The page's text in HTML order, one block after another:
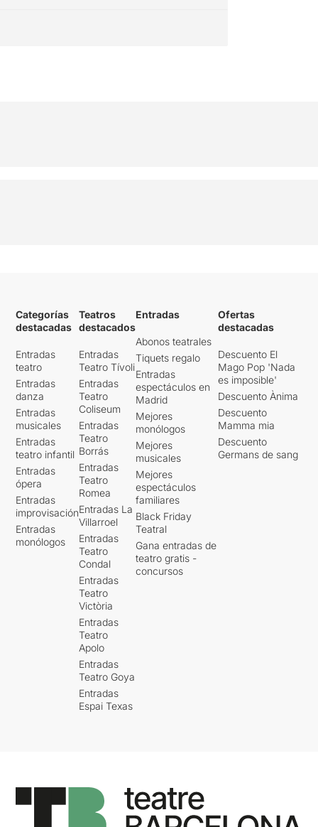
Categorías
destacadas
Entradas
teatro
Entradas
danza
Entradas
musicales
Entradas
teatro infantil
Entradas
ópera
Entradas
improvisación
Entradas
monólogos
Teatros
destacados
Entradas
Teatro Tívoli
Entradas
Teatro
Coliseum
Entradas
Teatro
Borrás
Entradas
Teatro
Romea
Entradas La
Villarroel
Entradas
Teatro
Condal
Entradas
Teatro
Victòria
Entradas
Teatro
Apolo
Entradas
Teatro Goya
Entradas
Espai Texas
Entradas
Abonos teatrales
Tiquets regalo
Entradas
espectáculos en
Madrid
Mejores
monólogos
Mejores
musicales
Mejores
espectáculos
familiares
Black Friday
Teatral
Gana entradas de
teatro gratis -
concursos
Ofertas
destacadas
Descuento El
Mago Pop 'Nada
es imposible'
Descuento Ànima
Descuento
Mamma mia
Descuento
Germans de sang